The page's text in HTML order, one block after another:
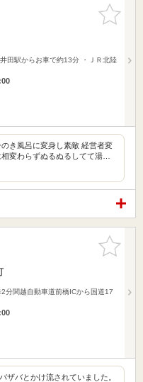
お気に入
りに追加
田駅からお車で約13分 ・ＪＲ北陸
き風呂に変身し素敵 経営者変
変わらずぬるぬるしてて湯…
お気に入
りに追加
分関越自動車道前橋ICから国道17
ザバとかけ流されていました。